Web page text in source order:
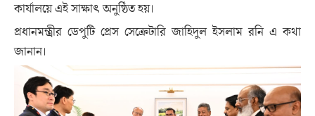
কার্যালয়ে এই সাক্ষাৎ অনুষ্ঠিত হয়।
প্রধানমন্ত্রীর ডেপুটি প্রেস সেক্রেটারি জাহিদুল ইসলাম রনি এ কথা
জানান।